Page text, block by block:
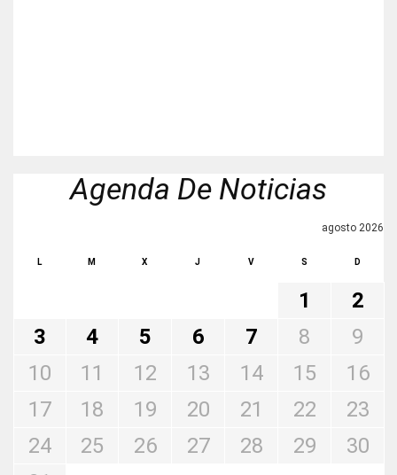
Agenda De Noticias
agosto 2026
L M X J V S D
1
2
3
4 5 6 7 8
9
10
11 12 13 14 15
16
17
18 19 20 21 22
23
24
25 26 27 28 29
30